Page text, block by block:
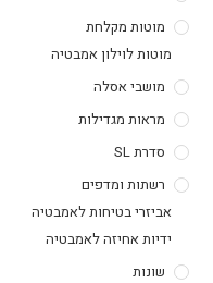
מוטות מקלחת
מוטות לוילון אמבטיה
מושבי אסלה
מראות מגדילות
סדרת SL
רשתות ומדפים
אביזרי בטיחות לאמבטיה
ידיות אחיזה לאמבטיה
שונות